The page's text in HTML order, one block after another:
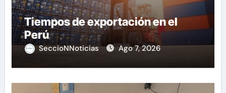
Tiempos de exportación en el
Perú
SeccioNNoticias Ago 7, 2026